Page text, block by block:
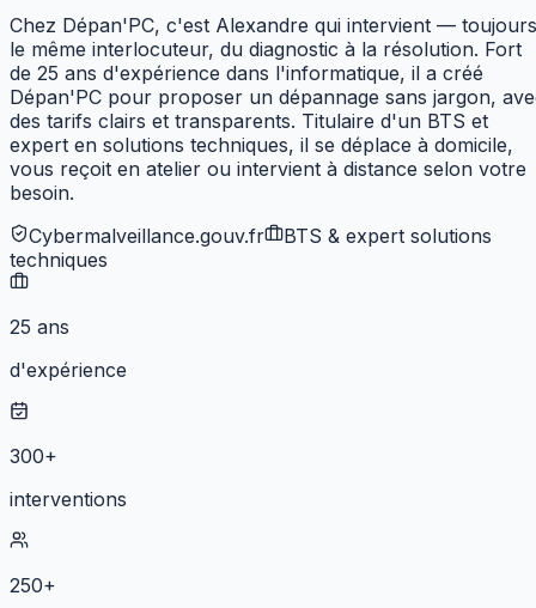
Chez Dépan'PC, c'est Alexandre qui intervient — toujours
le même interlocuteur, du diagnostic à la résolution. Fort
de 25 ans d'expérience dans l'informatique, il a créé
Dépan'PC pour proposer un dépannage sans jargon,
des tarifs clairs et transparents. Titulaire d'un BTS et
expert en solutions techniques, il se déplace à domicile,
vous reçoit en atelier ou intervient à distance selon votre
besoin.
Cybermalveillance.gouv.fr
BTS & expert solutions
techniques
25 ans
d'expérience
300+
interventions
250+